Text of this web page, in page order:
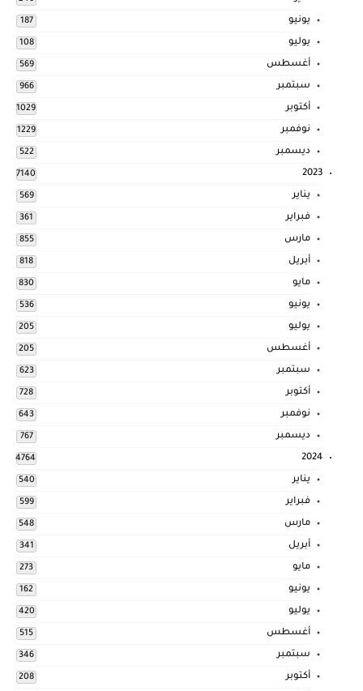
يونيو 187
يوليو 108
أغسطس 569
سبتمبر 966
أكتوبر 1029
نوفمبر 1229
ديسمبر 522
2023
7140
يناير 569
فبراير 361
مارس 855
أبريل 818
مايو 830
يونيو 536
يوليو 205
أغسطس 205
سبتمبر 623
أكتوبر 728
نوفمبر 643
ديسمبر 767
2024
4764
يناير 540
فبراير 599
مارس 548
أبريل 341
مايو 273
يونيو 162
يوليو 420
أغسطس 515
سبتمبر 346
أكتوبر 208